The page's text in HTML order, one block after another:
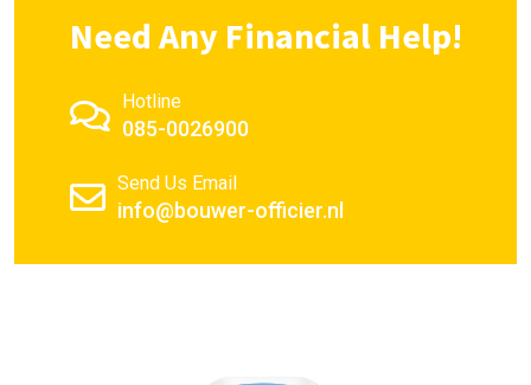
Need Any Financial Help!
Hotline
085-0026900
Send Us Email
info@bouwer-officier.nl